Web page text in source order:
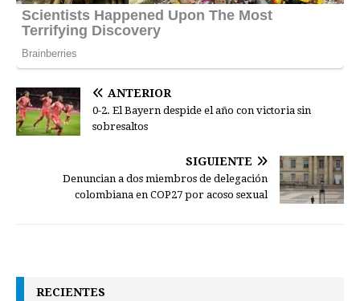
ANTERIOR
0-2. El Bayern despide el año con victoria sin
sobresaltos
SIGUIENTE
Denuncian a dos miembros de delegación
colombiana en COP27 por acoso sexual
RECIENTES